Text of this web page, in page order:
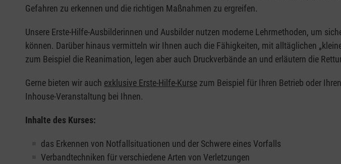
Gefahren zu erkennen und die richtigen Maßnahmen zu ergreifen.
Unsere Erste-Hilfe-Ausbilderinnen und Ausbilder nutzen moderne Lehrmethoden, um
können. Darüber hinaus vermitteln wir Ihnen auch die Fähigkeiten, mit alltäglichen
zum Beispiel die Reanimation, legen aber auch Druckverbände an und erläutern die
Gerne bieten wir auch exklusive Erste-Hilfe-Kurse zum Beispiel für Ihren Betrieb oder
Inhouse-Veranstaltung bei Ihnen.
Inhalte des Kurses:
das Erkennen von Notfallsituationen und der Schwere eines Vorfalls
Verbandtechniken für verschiedene Arten von Verletzungen